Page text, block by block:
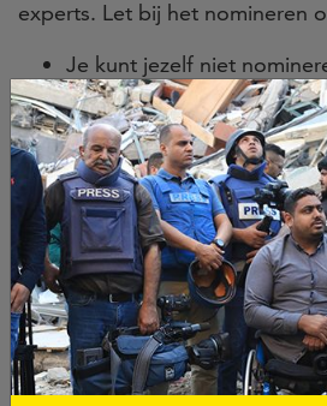
experts. Let bij het nomineren
Je kunt jezelf niet
Wanneer je iemand
voor dat deze persoon
toestemming geeft;
Zorg ervoor dat je
van het werk van de
uploaden met de
minimaal drie;
Om in aanmerking te
Newcomer of the Year
maximaaldrie jaar actief